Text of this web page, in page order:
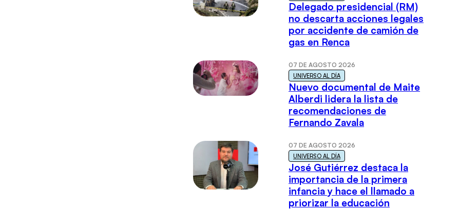
Delegado presidencial (RM)
no descarta acciones legales
por accidente de camión de
gas en Renca
07 DE AGOSTO 2026
UNIVERSO AL DÍA
Nuevo documental de Maite
Alberdi lidera la lista de
recomendaciones de
Fernando Zavala
07 DE AGOSTO 2026
UNIVERSO AL DÍA
José Gutiérrez destaca la
importancia de la primera
infancia y hace el llamado a
priorizar la educación